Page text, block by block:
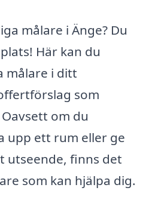
målare i Änge? Du
Här kan du
målare i ditt
som
om du
upp ett rum eller ge
utseende, finns det
som kan hjälpa dig.